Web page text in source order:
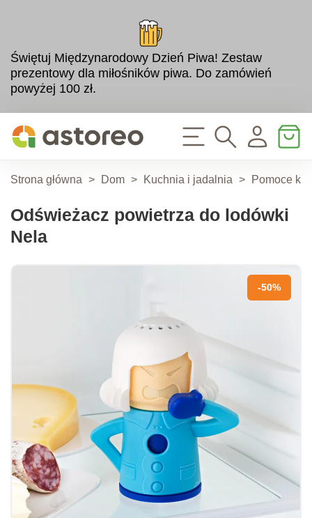
Świętuj Międzynarodowy Dzień Piwa! Zestaw
prezentowy dla miłośników piwa. Do zamówień
powyżej 100 zł.
Strona główna > Dom > Kuchnia i jadalnia > Pomoce
Odświeżacz powietrza do lodówki
Nela
-50%